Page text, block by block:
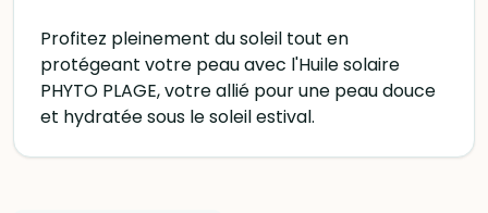
Profitez pleinement du soleil tout en
protégeant votre peau avec l'Huile solaire
PHYTO PLAGE, votre allié pour une peau douce
et hydratée sous le soleil estival.